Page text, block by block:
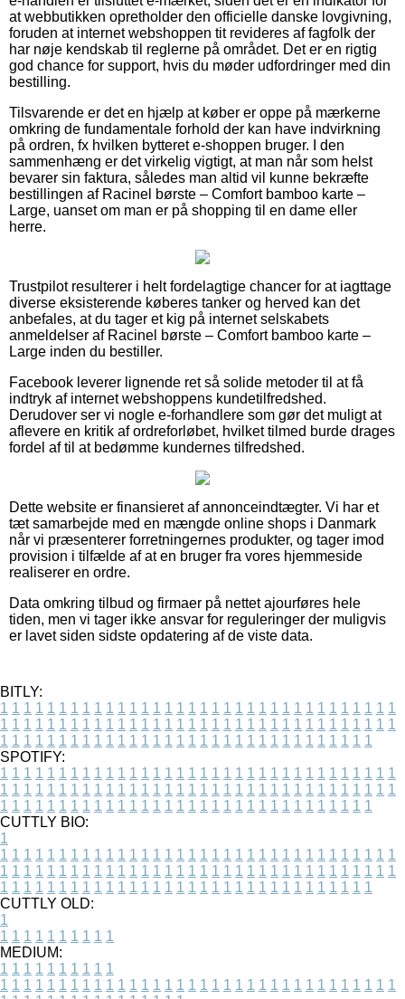
at webbutikken opretholder den officielle danske lovgivning,
foruden at internet webshoppen tit revideres af fagfolk der
har nøje kendskab til reglerne på området. Det er en rigtig
god chance for support, hvis du møder udfordringer med din
bestilling.
Tilsvarende er det en hjælp at køber er oppe på mærkerne
omkring de fundamentale forhold der kan have indvirkning
på ordren, fx hvilken bytteret e-shoppen bruger. I den
sammenhæng er det virkelig vigtigt, at man når som helst
bevarer sin faktura, således man altid vil kunne bekræfte
bestillingen af Racinel børste – Comfort bamboo karte –
Large, uanset om man er på shopping til en dame eller
herre.
Trustpilot resulterer i helt fordelagtige chancer for at iagttage
diverse eksisterende køberes tanker og herved kan det
anbefales, at du tager et kig på internet selskabets
anmeldelser af Racinel børste – Comfort bamboo karte –
Large inden du bestiller.
Facebook leverer lignende ret så solide metoder til at få
indtryk af internet webshoppens kundetilfredshed.
Derudover ser vi nogle e-forhandlere som gør det muligt at
aflevere en kritik af ordreforløbet, hvilket tilmed burde drages
fordel af til at bedømme kundernes tilfredshed.
Dette website er finansieret af annonceindtægter. Vi har et
tæt samarbejde med en mængde online shops i Danmark
når vi præsenterer forretningernes produkter, og tager imod
provision i tilfælde af at en bruger fra vores hjemmeside
realiserer en ordre.
Data omkring tilbud og firmaer på nettet ajourføres hele
tiden, men vi tager ikke ansvar for reguleringer der muligvis
er lavet siden sidste opdatering af de viste data.
BITLY:
1 1 1 1 1 1 1 1 1 1 1 1 1 1 1 1 1 1 1 1 1 1 1 1 1 1 1 1 1 1 1 1 1 1
1 1 1 1 1 1 1 1 1 1 1 1 1 1 1 1 1 1 1 1 1 1 1 1 1 1 1 1 1 1 1 1 1 1
1 1 1 1 1 1 1 1 1 1 1 1 1 1 1 1 1 1 1 1 1 1 1 1 1 1 1 1 1 1 1 1
SPOTIFY:
1 1 1 1 1 1 1 1 1 1 1 1 1 1 1 1 1 1 1 1 1 1 1 1 1 1 1 1 1 1 1 1 1 1
1 1 1 1 1 1 1 1 1 1 1 1 1 1 1 1 1 1 1 1 1 1 1 1 1 1 1 1 1 1 1 1 1 1
1 1 1 1 1 1 1 1 1 1 1 1 1 1 1 1 1 1 1 1 1 1 1 1 1 1 1 1 1 1 1 1
CUTTLY BIO:
1
1 1 1 1 1 1 1 1 1 1 1 1 1 1 1 1 1 1 1 1 1 1 1 1 1 1 1 1 1 1 1 1 1 1
1 1 1 1 1 1 1 1 1 1 1 1 1 1 1 1 1 1 1 1 1 1 1 1 1 1 1 1 1 1 1 1 1 1
1 1 1 1 1 1 1 1 1 1 1 1 1 1 1 1 1 1 1 1 1 1 1 1 1 1 1 1 1 1 1 1
CUTTLY OLD:
1
1 1 1 1 1 1 1 1 1 1
MEDIUM:
1 1 1 1 1 1 1 1 1 1
1 1 1 1 1 1 1 1 1 1 1 1 1 1 1 1 1 1 1 1 1 1 1 1 1 1 1 1 1 1 1 1 1 1